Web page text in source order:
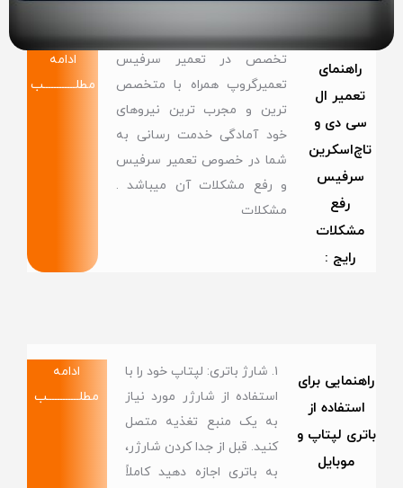
راهنمای
تعمیر ال
سی دی و
تاچ‌اسکرین
سرفیس
رفع
مشکلات
رایج :
تخصص در تعمیر سرفیس
تعمیرگروپ همراه با متخصص
ترین و مجرب ترین نیروهای
خود آمادگی خدمت رسانی به
شما در خصوص تعمیر سرفیس
و رفع مشکلات آن میباشد .
مشکلات
ادامه
مطلــــــــــــب
راهنمایی برای
استفاده از
باتری لپتاپ و
موبایل
۱. شارژ باتری: لپتاپ خود را با
استفاده از شارژر مورد نیاز
به یک منبع تغذیه متصل
کنید. قبل از جدا کردن شارژر،
به باتری اجازه دهید کاملاً
ادامه
مطلــــــــــــب